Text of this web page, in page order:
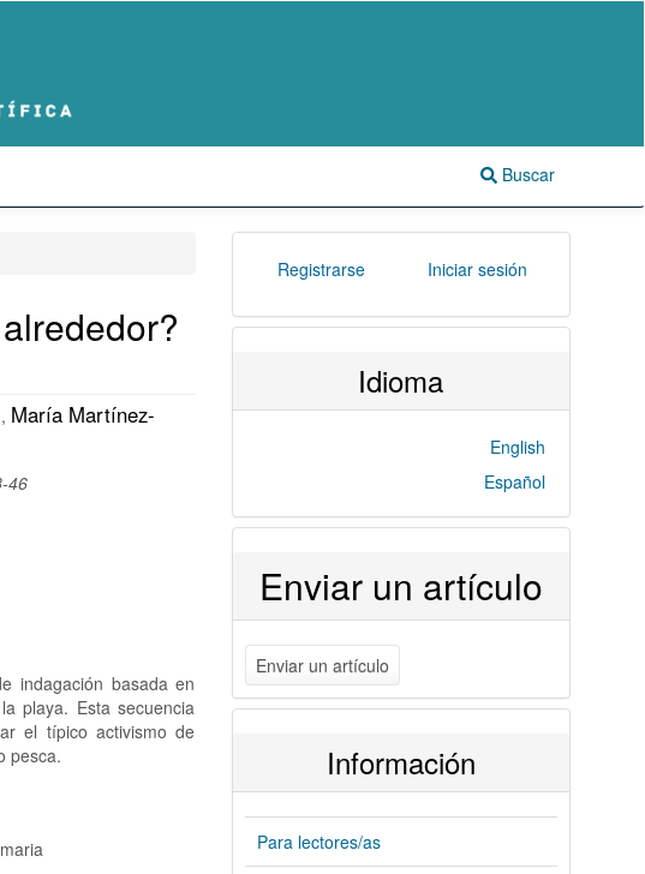
Buscar
María Martínez-
46
indagación basada en
playa. Esta secuencia
el típico activismo de
pesca.
Registrarse Iniciar sesión
Idioma
English
Español
Enviar un artículo
Enviar un artículo
Información
Para lectores/as